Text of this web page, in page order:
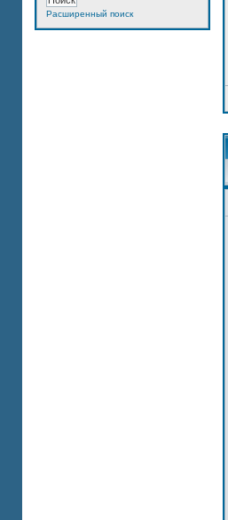
Расширенный поиск